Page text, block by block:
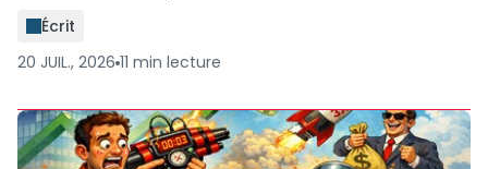
Écrit
20 JUIL., 2026 11 min lecture